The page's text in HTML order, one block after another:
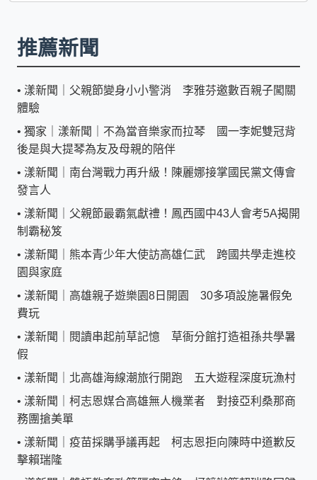
推薦新聞
• 漾新聞｜父親節變身小小警消 李雅芬邀數百親子闖關
體驗
• 獨家｜漾新聞｜不為當音樂家而拉琴 國一李妮雙冠背
後是與大提琴為友及母親的陪伴
• 漾新聞｜南台灣戰力再升級！陳麗娜接掌國民黨文傳會
發言人
• 漾新聞｜父親節最霸氣獻禮！鳳西國中43人會考5A揭開
制霸秘笈
• 漾新聞｜熊本青少年大使訪高雄仁武 跨國共學走進校
園與家庭
• 漾新聞｜高雄親子遊樂園8日開園 30多項設施暑假免
費玩
• 漾新聞｜閱讀串起前草記憶 草衙分館打造祖孫共學暑
假
• 漾新聞｜北高雄海線潮旅行開跑 五大遊程深度玩漁村
• 漾新聞｜柯志恩媒合高雄無人機業者 對接亞利桑那商
務團搶美單
• 漾新聞｜疫苗採購爭議再起 柯志恩拒向陳時中道歉反
擊賴瑞隆